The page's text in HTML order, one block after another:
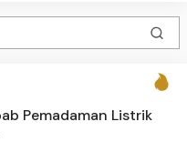
Pemadaman Listrik